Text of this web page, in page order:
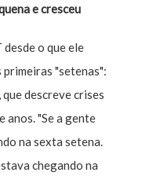
e cresceu
o que ele
primeiras "setenas":
descreve crises
anos. "Se a gente
na sexta setena.
chegando na